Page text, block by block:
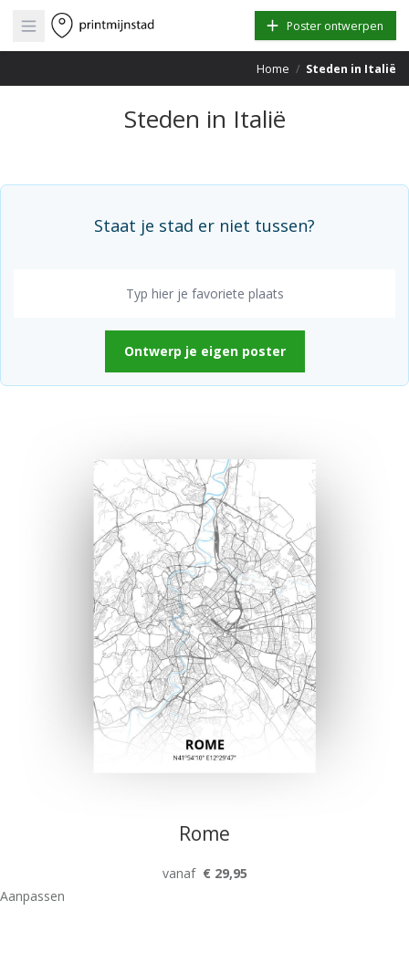
Open main menu Poster ontwerpen
Home / Steden in Italië
Steden in Italië
Staat je stad er niet tussen?
Ontwerp je eigen poster
Rome
vanaf € 29,95
Aanpassen